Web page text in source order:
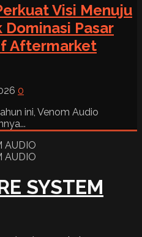
Visi Menuju
Dominasi Pasar
Aftermarket
0
ini, Venom Audio
SYSTEM